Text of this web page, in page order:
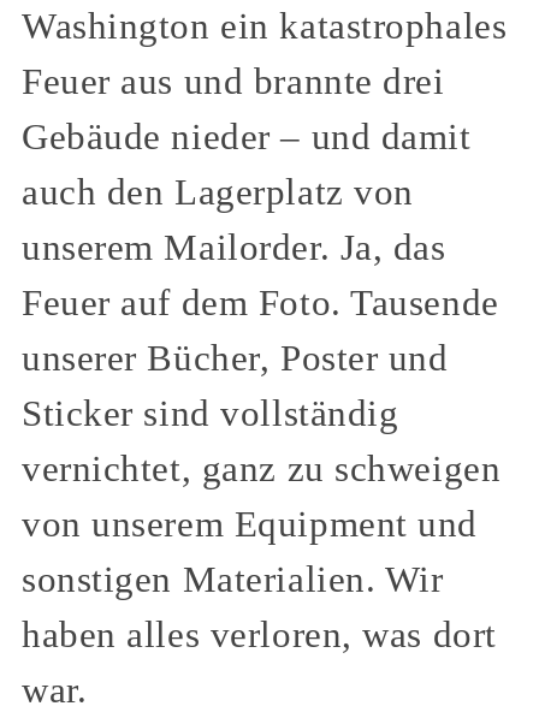
Washington ein katastrophales
Feuer aus und brannte drei
Gebäude nieder – und damit
auch den Lagerplatz von
unserem Mailorder. Ja, das
Feuer auf dem Foto. Tausende
unserer Bücher, Poster und
Sticker sind vollständig
vernichtet, ganz zu schweigen
von unserem Equipment und
sonstigen Materialien. Wir
haben alles verloren, was dort
war.